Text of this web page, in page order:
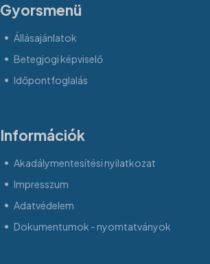
Gyorsmenü
Állásajánlatok
Betegjogi képviselő
Időpontfoglalás
Információk
Akadálymentesítési nyilatkozat
Impresszum
Adatvédelem
Dokumentumok - nyomtatványok